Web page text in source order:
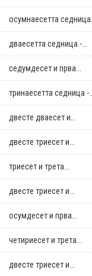
осумнaесетта седница...
дваесетта седница -...
седумдесет и прва...
тринаесетта седница -...
двестe дваесет и...
двестe триесет и...
триесет и трета...
двестe триесет и...
осумдесет и прва...
четириесет и трета...
двестe триесет и...